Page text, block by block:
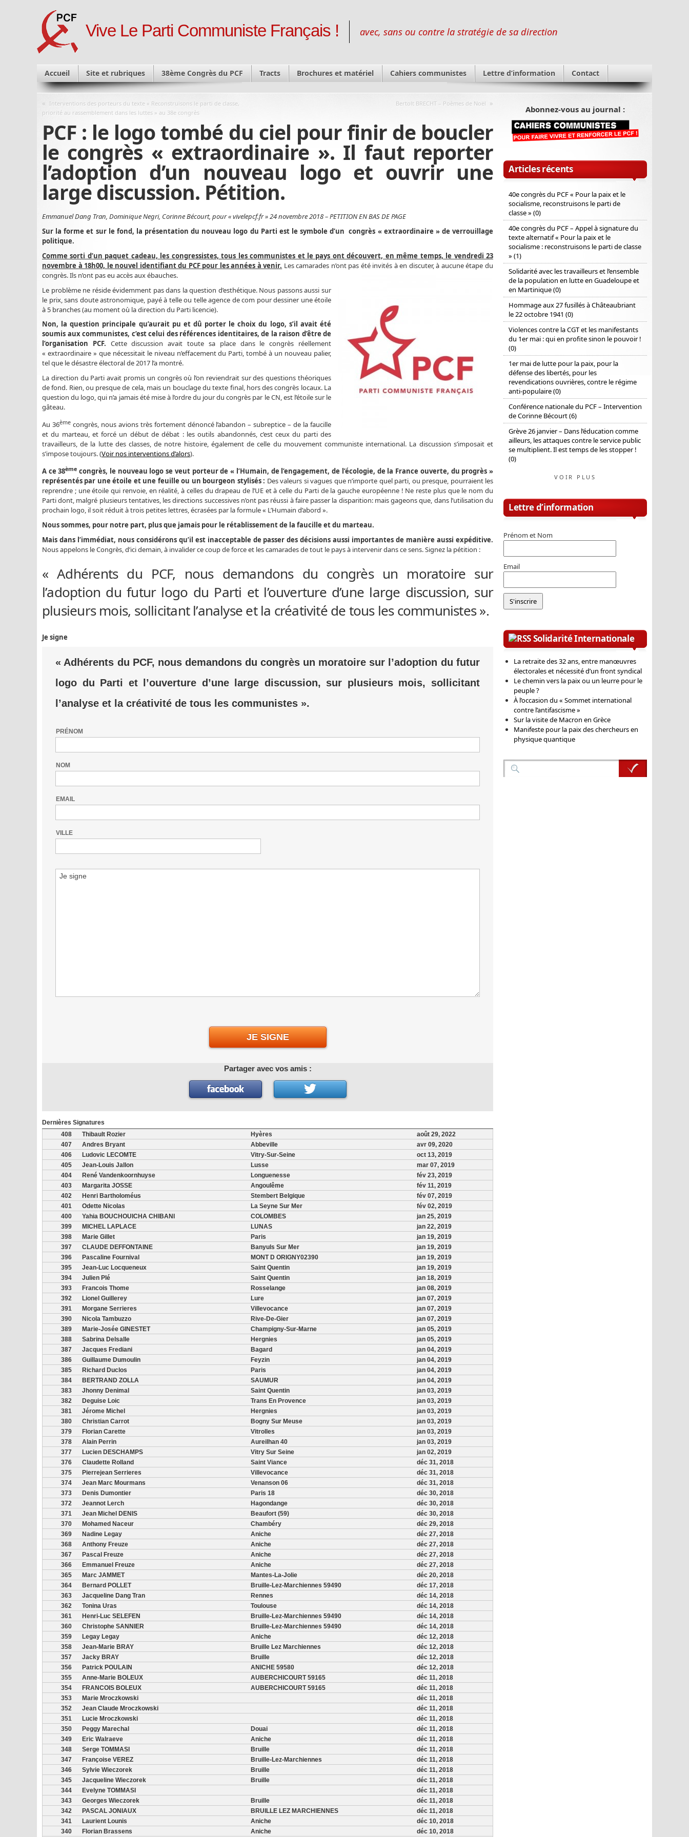
Vive Le Parti Communiste Français ! avec, sans ou contre la stratégie de sa direction
Accueil Site et rubriques 38ème Congrès du PCF Tracts Brochures et matériel Cahiers communistes Lettre d’information Contact
« Interventions des porteurs du texte « Reconstruisons le parti de classe,
priorité au rassemblement dans les luttes » au 38e congrès
Bertolt BRECHT – Poèmes de Noël »
PCF : le logo tombé du ciel pour finir de boucler
le congrès « extraordinaire ». Il faut reporter
l’adoption d’un nouveau logo et ouvrir une
large discussion. Pétition.
Emmanuel Dang Tran, Dominique Negri, Corinne Bécourt, pour « vivelepcf.fr » 24 novembre 2018 – PETITION EN BAS DE PAGE
Sur la forme et sur le fond, la présentation du nouveau logo du Parti est le symbole d’un congrès « extraordinaire » de verrouillage
politique.
Comme sorti d’un paquet cadeau, les congressistes, tous les communistes et le pays ont découvert, en même temps, le vendredi 23
novembre à 18h00, le nouvel identifiant du PCF pour les années à venir. Les camarades n’ont pas été invités à en discuter, à aucune étape du
congrès. Ils n’ont pas eu accès aux ébauches.
Le problème ne réside évidemment pas dans la question d’esthétique. Nous passons aussi sur
le prix, sans doute astronomique, payé à telle ou telle agence de com pour dessiner une étoile
à 5 branches (au moment où la direction du Parti licencie).
Non, la question principale qu’aurait pu et dû porter le choix du logo, s’il avait été
soumis aux communistes, c’est celui des références identitaires, de la raison d’être de
l’organisation PCF. Cette discussion avait toute sa place dans le congrès réellement
« extraordinaire » que nécessitait le niveau n’effacement du Parti, tombé à un nouveau palier,
tel que le désastre électoral de 2017 l’a montré.
La direction du Parti avait promis un congrès où l’on reviendrait sur des questions théoriques
de fond. Rien, ou presque de cela, mais un bouclage du texte final, hors des congrès locaux. La
question du logo, qui n’a jamais été mise à l’ordre du jour du congrès par le CN, est l’étoile sur le
gâteau.
Au 36èmecongrès, nous avions très fortement dénoncé l’abandon – subreptice – de la faucille
et du marteau, et forcé un début de débat : les outils abandonnés, c’est ceux du parti des
travailleurs, de la lutte des classes, de notre histoire, également de celle du mouvement communiste international. La discussion s’imposait et
s’impose toujours. (Voir nos interventions d’alors).
A ce 38ème congrès, le nouveau logo se veut porteur de « l’Humain, de l’engagement, de l’écologie, de la France ouverte, du progrès »
représentés par une étoile et une feuille ou un bourgeon stylisés : Des valeurs si vagues que n’importe quel parti, ou presque, pourraient les
reprendre ; une étoile qui renvoie, en réalité, à celles du drapeau de l’UE et à celle du Parti de la gauche européenne ! Ne reste plus que le nom du
Parti dont, malgré plusieurs tentatives, les directions successives n’ont pas réussi à faire passer la disparition: mais gageons que, dans l’utilisation du
prochain logo, il soit réduit à trois petites lettres, écrasées par la formule « L’Humain d’abord ».
Nous sommes, pour notre part, plus que jamais pour le rétablissement de la faucille et du marteau.
Mais dans l’immédiat, nous considérons qu’il est inacceptable de passer des décisions aussi importantes de manière aussi expéditive.
Nous appelons le Congrès, d’ici demain, à invalider ce coup de force et les camarades de tout le pays à intervenir dans ce sens. Signez la pétition :
« Adhérents du PCF, nous demandons du congrès un moratoire sur
l’adoption du futur logo du Parti et l’ouverture d’une large discussion, sur
plusieurs mois, sollicitant l’analyse et la créativité de tous les communistes ».
Je signe
« Adhérents du PCF, nous demandons du congrès un moratoire sur l’adoption du futur
logo du Parti et l’ouverture d’une large discussion, sur plusieurs mois, sollicitant
l’analyse et la créativité de tous les communistes ».
PRÉNOM
NOM
EMAIL
VILLE
JE SIGNE
Partager avec vos amis :
Dernières Signatures
408
Thibault Rozier Hyères
août 29, 2022
407
Andres Bryant Abbeville
avr 09, 2020
406
Ludovic LECOMTE Vitry-Sur-Seine
oct 13, 2019
405
Jean-Louis Jallon Lusse
mar 07, 2019
404
René Vandenkoornhuyse Longuenesse
fév 23, 2019
403
Margarita JOSSE Angoulême
fév 11, 2019
402
Henri Bartholoméus Stembert Belgique
fév 07, 2019
401
Odette Nicolas La Seyne Sur Mer
fév 02, 2019
400
Yahia BOUCHOUICHA CHIBANI COLOMBES
jan 25, 2019
399
MICHEL LAPLACE LUNAS
jan 22, 2019
398
Marie Gillet Paris
jan 19, 2019
397
CLAUDE DEFFONTAINE Banyuls Sur Mer
jan 19, 2019
396
Pascaline Fournival MONT D ORIGNY02390
jan 19, 2019
395
Jean-Luc Locqueneux Saint Quentin
jan 19, 2019
394
Julien Plé Saint Quentin
jan 18, 2019
393
Francois Thome Rosselange
jan 08, 2019
392
Lionel Guillerey Lure
jan 07, 2019
391
Morgane Serrieres Villevocance
jan 07, 2019
390
Nicola Tambuzzo Rive-De-Gier
jan 07, 2019
389
Marie-Josée GINESTET Champigny-Sur-Marne
jan 05, 2019
388
Sabrina Delsalle Hergnies
jan 05, 2019
387
Jacques Frediani Bagard
jan 04, 2019
386
Guillaume Dumoulin Feyzin
jan 04, 2019
385
Richard Duclos Paris
jan 04, 2019
384
BERTRAND ZOLLA SAUMUR
jan 04, 2019
383
Jhonny Denimal Saint Quentin
jan 03, 2019
382
Deguise Loic Trans En Provence
jan 03, 2019
381
Jérome Michel Hergnies
jan 03, 2019
380
Christian Carrot Bogny Sur Meuse
jan 03, 2019
379
Florian Carette Vitrolles
jan 03, 2019
378
Alain Perrin Aureilhan 40
jan 03, 2019
377
Lucien DESCHAMPS Vitry Sur Seine
jan 02, 2019
376
Claudette Rolland Saint Viance
déc 31, 2018
375
Pierrejean Serrieres Villevocance
déc 31, 2018
374
Jean Marc Mourmans Venanson 06
déc 31, 2018
373
Denis Dumontier Paris 18
déc 30, 2018
372
Jeannot Lerch Hagondange
déc 30, 2018
371
Jean Michel DENIS Beaufort (59)
déc 30, 2018
370
Mohamed Naceur Chambéry
déc 29, 2018
369
Nadine Legay Aniche
déc 27, 2018
368
Anthony Freuze Aniche
déc 27, 2018
367
Pascal Freuze Aniche
déc 27, 2018
366
Emmanuel Freuze Aniche
déc 27, 2018
365
Marc JAMMET Mantes-La-Jolie
déc 20, 2018
364
Bernard POLLET Bruille-Lez-Marchiennes 59490
déc 17, 2018
363
Jacqueline Dang Tran Rennes
déc 14, 2018
362
Tonina Uras Toulouse
déc 14, 2018
361
Henri-Luc SELEFEN Bruille-Lez-Marchiennes 59490
déc 14, 2018
360
Christophe SANNIER Bruille-Lez-Marchiennes 59490
déc 14, 2018
359
Legay Legay Aniche
déc 12, 2018
358
Jean-Marie BRAY Bruille Lez Marchiennes
déc 12, 2018
357
Jacky BRAY Bruille
déc 12, 2018
356
Patrick POULAIN ANICHE 59580
déc 12, 2018
355
Anne-Marie BOLEUX AUBERCHICOURT 59165
déc 11, 2018
354
FRANCOIS BOLEUX AUBERCHICOURT 59165
déc 11, 2018
353
Marie Mroczkowski
déc 11, 2018
352
Jean Claude Mroczkowski
déc 11, 2018
351
Lucie Mroczkowski
déc 11, 2018
350
Peggy Marechal Douai
déc 11, 2018
349
Eric Walraeve Aniche
déc 11, 2018
348
Serge TOMMASI Bruille
déc 11, 2018
347
Françoise VEREZ Bruille-Lez-Marchiennes
déc 11, 2018
346
Sylvie Wieczorek Bruille
déc 11, 2018
345
Jacqueline Wieczorek Bruille
déc 11, 2018
344
Evelyne TOMMASI
déc 11, 2018
343
Georges Wieczorek Bruille
déc 11, 2018
342
PASCAL JONIAUX BRUILLE LEZ MARCHIENNES
déc 11, 2018
341
Laurient Lounis Aniche
déc 10, 2018
340
Florian Brassens Aniche déc 10, 2018
Abonnez-vous au journal :
Articles récents
40e congrès du PCF « Pour la paix et le
socialisme, reconstruisons le parti de
classe » (0)
40e congrès du PCF – Appel à signature du
texte alternatif « Pour la paix et le
socialisme : reconstruisons le parti de classe
» (1)
Solidarité avec les travailleurs et l’ensemble
de la population en lutte en Guadeloupe et
en Martinique (0)
Hommage aux 27 fusillés à Châteaubriant
le 22 octobre 1941 (0)
Violences contre la CGT et les manifestants
du 1er mai : qui en profite sinon le pouvoir !
(0)
1er mai de lutte pour la paix, pour la
défense des libertés, pour les
revendications ouvrières, contre le régime
anti-populaire (0)
Conférence nationale du PCF – Intervention
de Corinne Bécourt (6)
Grève 26 janvier – Dans l’éducation comme
ailleurs, les attaques contre le service public
se multiplient. Il est temps de les stopper !
(0)
VOIR PLUS
Lettre d’information
Prénom et Nom
Email
Solidarité Internationale
La retraite des 32 ans, entre manœuvres
électorales et nécessité d’un front syndical
Le chemin vers la paix ou un leurre pour le
peuple ?
À l’occasion du « Sommet international
contre l’antifascisme »
Sur la visite de Macron en Grèce
Manifeste pour la paix des chercheurs en
physique quantique